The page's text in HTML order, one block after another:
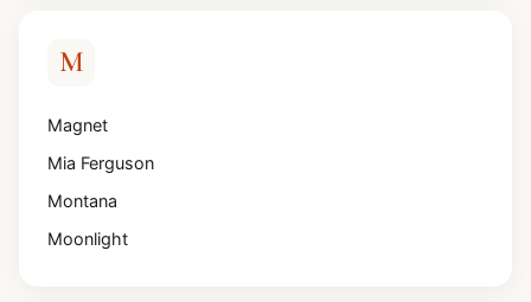
M
Magnet
Mia Ferguson
Montana
Moonlight